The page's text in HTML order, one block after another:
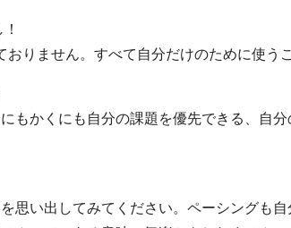
りません。すべて自分だけのために使う
もかくにも自分の課題を優先できる、自
思い出してみてください。ペーシングも